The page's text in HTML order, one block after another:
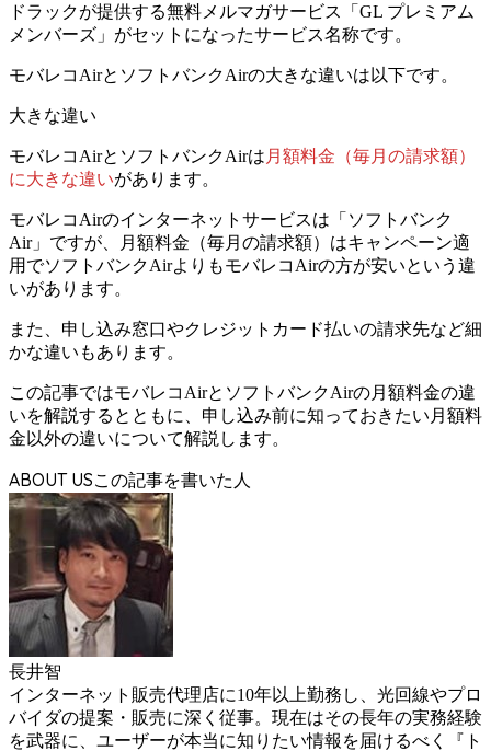
ドラックが提供する無料メルマガサービス「GL プレミアム
メンバーズ」がセットになったサービス名称です。
モバレコAirとソフトバンクAirの大きな違いは以下です。
大きな違い
モバレコAirとソフトバンクAirは 月額料金（毎月の請求額）
に大きな違いがあります。
モバレコAirのインターネットサービスは「ソフトバンク
Air」ですが、月額料金（毎月の請求額）はキャンペーン適
用でソフトバンクAirよりもモバレコAirの方が安いという違
いがあります。
また、申し込み窓口やクレジットカード払いの請求先など細
かな違いもあります。
この記事ではモバレコAirとソフトバンクAirの月額料金の違
いを解説するとともに、申し込み前に知っておきたい月額料
金以外の違いについて解説します。
ABOUT US
長井智
インターネット販売代理店に10年以上勤務し、光回線やプロ
バイダの提案・販売に深く従事。現在はその長年の実務経験
を武器に、ユーザーが本当に知りたい情報を届けるべく『ト